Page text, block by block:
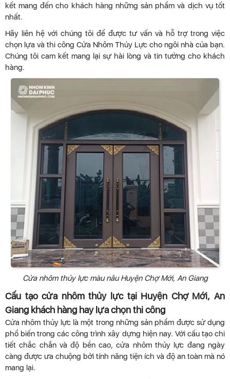
kết mang đến cho khách hàng những sản phẩm và dịch vụ tốt
nhất.
Hãy liên hệ với chúng tôi để được tư vấn và hỗ trợ trong việc
chọn lựa và thi công Cửa Nhôm Thủy Lực cho ngôi nhà của bạn.
Chúng tôi cam kết mang lại sự hài lòng và tin tưởng cho khách
hàng.
Cửa nhôm thủy lực màu nâu Huyện Chợ Mới, An Giang
Cấu tạo cửa nhôm thủy lực tại Huyện Chợ Mới, An
Giang khách hàng hay lựa chọn thi công
Cửa nhôm thủy lực là một trong những sản phẩm được sử dụng
phổ biến trong các công trình xây dựng hiện nay. Với cấu tạo chi
tiết chắc chắn và độ bền cao, cửa nhôm thủy lực đang ngày
càng được ưa chuộng bởi tính năng tiện ích và độ an toàn mà nó
mang lại.